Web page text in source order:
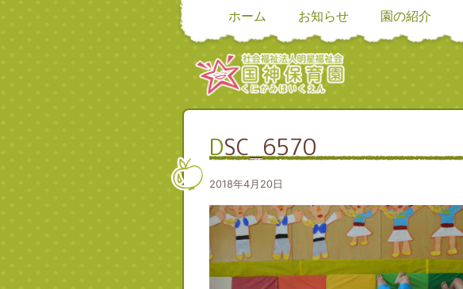
ホーム お知らせ 園の紹介
DSC_6570
2018年4月20日